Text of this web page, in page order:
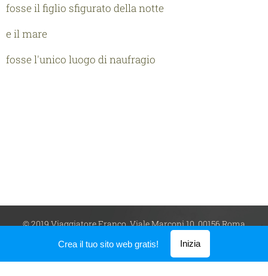
fosse il figlio sfigurato della notte
e il mare
fosse l'unico luogo di naufragio
© 2019 Viaggiatore Franco, Viale Marconi 10, 00156 Roma
Creato conWebnode
Crea il tuo sito web gratis! Inizia